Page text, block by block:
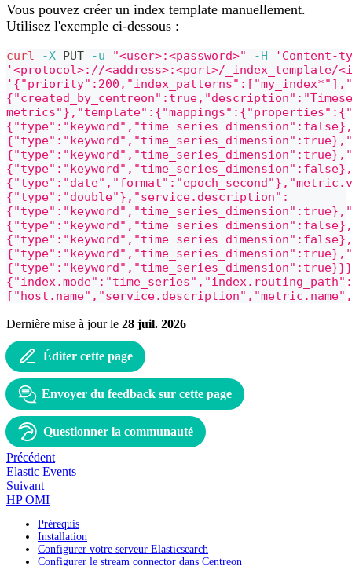
Vous pouvez créer un index template manuellement.
Utilisez l'exemple ci-dessous :
curl -X PUT -u "<user>:<password>" -H
'Content-
'<protocol>://<address>:<port>/_index_template/
{"type":"double"},"service.description":
{"index.mode":"time_series","index.routing_path":
Dernière mise à jourle 28 juil. 2026
Éditer cette page
Envoyer du feedback sur cette page
Questionner la communauté
Précédent
Elastic Events
Suivant
HP OMI
Prérequis
Installation
Configurer votre serveur Elasticsearch
Configurer le stream connector dans Centreon